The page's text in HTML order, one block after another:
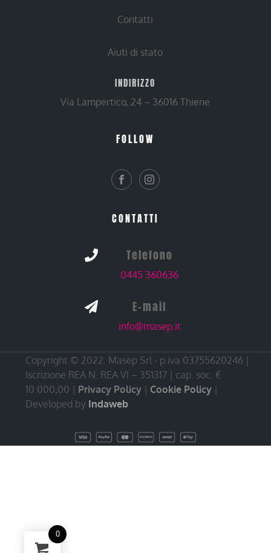
Contatti
Aiuti di stato
INDIRIZZO
Via Lampertico, 24 – 36016 Thiene
FOLLOW
CONTATTI
 Telefono
0445 360636
 E-mail
info@masep.it
Copyright © 2022. Masep Srl - p.iva 03755620246 |
Iscrizione REA N. REA VI – 351317 | cap. soc. €
10.000,00 | Privacy Policy | Cookie Policy |
Developed by Indaweb
0